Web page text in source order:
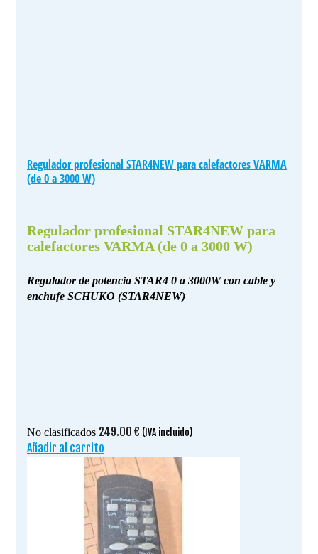
Regulador profesional STAR4NEW para calefactores VARMA
(de 0 a 3000 W)
Regulador profesional STAR4NEW para
calefactores VARMA (de 0 a 3000 W)
Regulador de potencia STAR4 0 a 3000W con cable y
enchufe SCHUKO (STAR4NEW)
No clasificados 249.00 € (IVA incluido)
Añadir al carrito